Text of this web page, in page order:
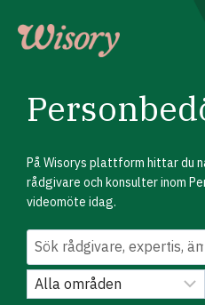
content
På Wisorys plattform hittar du
rådgivare och konsulter inom
videomöte idag.